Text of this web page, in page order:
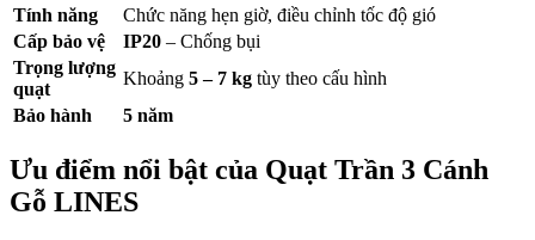
Tính năng
Chức năng hẹn giờ, điều chỉnh tốc độ gió
Cấp bảo vệ
IP20 – Chống bụi
Trọng lượng
quạt
Khoảng 5 – 7 kg tùy theo cấu hình
Bảo hành
5 năm
Ưu điểm nổi bật của Quạt Trần 3 Cánh
Gỗ LINES